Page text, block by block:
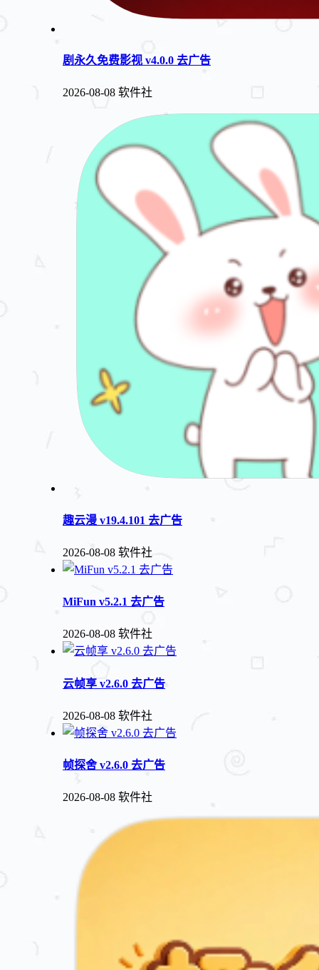
剧永久免费影视 v4.0.0 去广告
2026-08-08 软件社
趣云漫 v19.4.101 去广告
2026-08-08 软件社
MiFun v5.2.1 去广告
2026-08-08 软件社
云帧享 v2.6.0 去广告
2026-08-08 软件社
帧探舍 v2.6.0 去广告
2026-08-08 软件社